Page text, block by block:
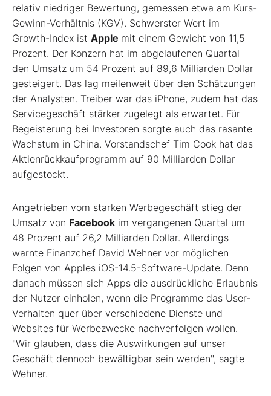
relativ niedriger Bewertung, gemessen etwa am Kurs-
Gewinn-Verhältnis (KGV). Schwerster Wert im
Growth-Index ist Apple mit einem Gewicht von 11,5
Prozent. Der Konzern hat im abgelaufenen Quartal
den Umsatz um 54 Prozent auf 89,6 Milliarden Dollar
gesteigert. Das lag meilenweit über den Schätzungen
der Analysten. Treiber war das iPhone, zudem hat das
Servicegeschäft stärker zugelegt als erwartet. Für
Begeisterung bei Investoren sorgte auch das rasante
Wachstum in China. Vorstandschef Tim Cook hat das
Aktienrückkaufprogramm auf 90 Milliarden Dollar
aufgestockt.
Angetrieben vom starken Werbegeschäft stieg der
Umsatz von Facebook im vergangenen Quartal um
48 Prozent auf 26,2 Milliarden Dollar. Allerdings
warnte Finanzchef David Wehner vor möglichen
Folgen von Apples iOS-14.5-Software-Update. Denn
danach müssen sich Apps die ausdrückliche Erlaubnis
der Nutzer einholen, wenn die Programme das User-
Verhalten quer über verschiedene Dienste und
Websites für Werbezwecke nachverfolgen wollen.
"Wir glauben, dass die Auswirkungen auf unser
Geschäft dennoch bewältigbar sein werden", sagte
Wehner.